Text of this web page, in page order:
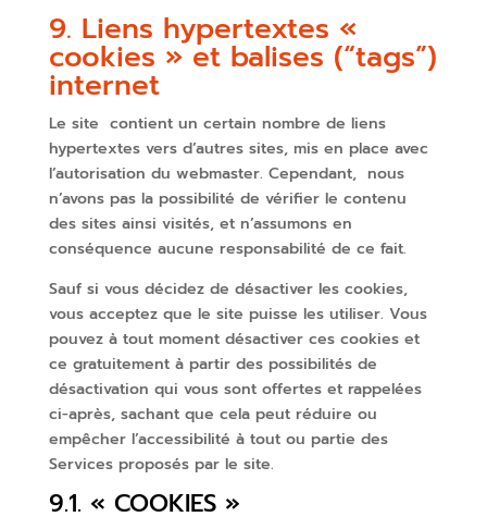
9. Liens hypertextes «
cookies » et balises (“tags”)
internet
Le site contient un certain nombre de liens
hypertextes vers d’autres sites, mis en place avec
l’autorisation du webmaster. Cependant, nous
n’avons pas la possibilité de vérifier le contenu
des sites ainsi visités, et n’assumons en
conséquence aucune responsabilité de ce fait.
Sauf si vous décidez de désactiver les cookies,
vous acceptez que le site puisse les utiliser. Vous
pouvez à tout moment désactiver ces cookies et
ce gratuitement à partir des possibilités de
désactivation qui vous sont offertes et rappelées
ci-après, sachant que cela peut réduire ou
empêcher l’accessibilité à tout ou partie des
Services proposés par le site.
9.1. « COOKIES »